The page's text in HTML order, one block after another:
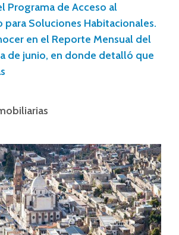
Programa de Acceso al
para Soluciones Habitacionales.
en el Reporte Mensual del
de junio, en donde detalló que